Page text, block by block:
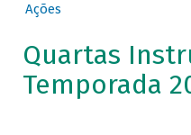
Ações
Quartas
Temporada